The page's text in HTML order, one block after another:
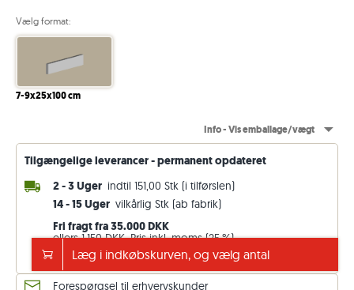
Vælg format:
7-9x25x100 cm
Info - Vis emballage/vægt
Tilgængelige leverancer - permanent opdateret
2 - 3 Uger indtil 151,00 Stk (i tilførslen)
14 - 15 Uger vilkårlig Stk (ab fabrik)
Fri fragt fra 35.000 DKK
ellers 1.150 DKK. Pris inkl. moms (25 %)
Se leveringsoplysninger
Forespørgsel til erhvervskunder
Læg i indkøbskurven, og vælg antal